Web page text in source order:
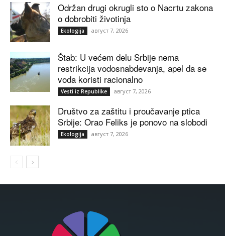
Održan drugi okrugli sto o Nacrtu zakona
o dobrobiti životinja
Ekologija август 7, 2026
Štab: U većem delu Srbije nema
restrikcija vodosnabdevanja, apel da se
voda koristi racionalno
Vesti iz Republike август 7, 2026
Društvo za zaštitu i proučavanje ptica
Srbije: Orao Feliks je ponovo na slobodi
Ekologija август 7, 2026